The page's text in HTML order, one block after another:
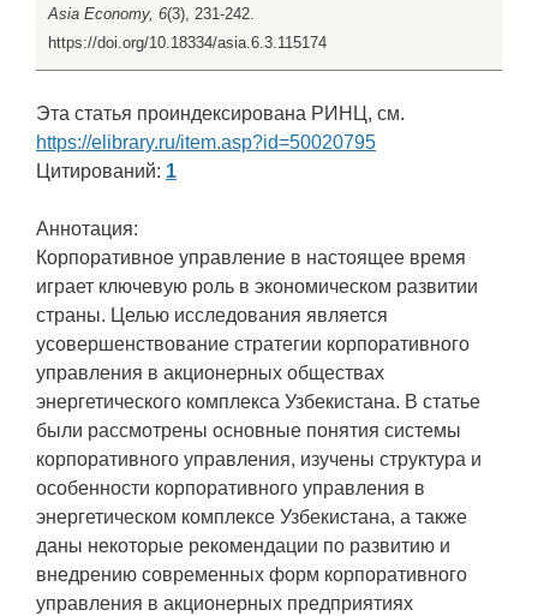
Asia Economy, 6(3), 231-242.
https://doi.org/10.18334/asia.6.3.115174
Эта статья проиндексирована РИНЦ, см.
https://elibrary.ru/item.asp?id=50020795
Цитирований: 1
Аннотация:
Корпоративное управление в настоящее время
играет ключевую роль в экономическом развитии
страны. Целью исследования является
усовершенствование стратегии корпоративного
управления в акционерных обществах
энергетического комплекса Узбекистана. В статье
были рассмотрены основные понятия системы
корпоративного управления, изучены структура и
особенности корпоративного управления в
энергетическом комплексе Узбекистана, а также
даны некоторые рекомендации по развитию и
внедрению современных форм корпоративного
управления в акционерных предприятиях